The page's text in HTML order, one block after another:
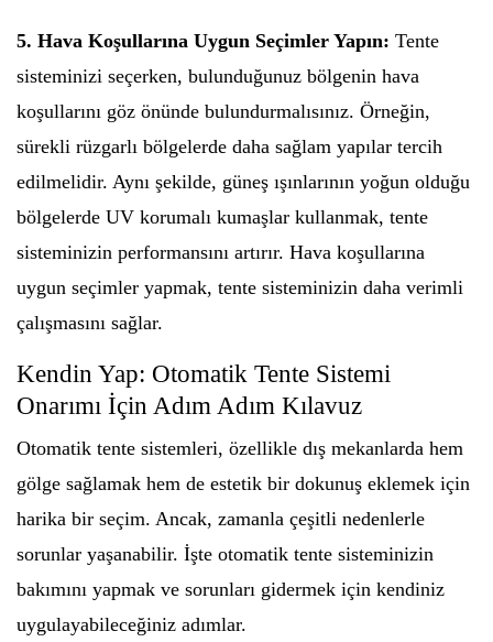
5. Hava Koşullarına Uygun Seçimler Yapın: Tente
sisteminizi seçerken, bulunduğunuz bölgenin hava
koşullarını göz önünde bulundurmalısınız. Örneğin,
sürekli rüzgarlı bölgelerde daha sağlam yapılar tercih
edilmelidir. Aynı şekilde, güneş ışınlarının yoğun olduğu
bölgelerde UV korumalı kumaşlar kullanmak, tente
sisteminizin performansını artırır. Hava koşullarına
uygun seçimler yapmak, tente sisteminizin daha verimli
çalışmasını sağlar.
Kendin Yap: Otomatik Tente Sistemi
Onarımı İçin Adım Adım Kılavuz
Otomatik tente sistemleri, özellikle dış mekanlarda hem
gölge sağlamak hem de estetik bir dokunuş eklemek için
harika bir seçim. Ancak, zamanla çeşitli nedenlerle
sorunlar yaşanabilir. İşte otomatik tente sisteminizin
bakımını yapmak ve sorunları gidermek için kendiniz
uygulayabileceğiniz adımlar.